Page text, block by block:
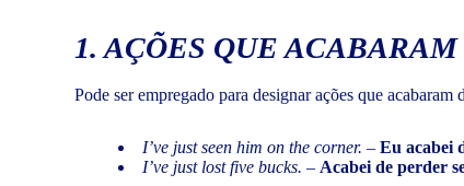
1.AÇÕES QUE
Pode ser empregado para designar ações que
I’ve just seen him on the corner. – Eu acabei
I’ve just lost five bucks. – Acabei de perder